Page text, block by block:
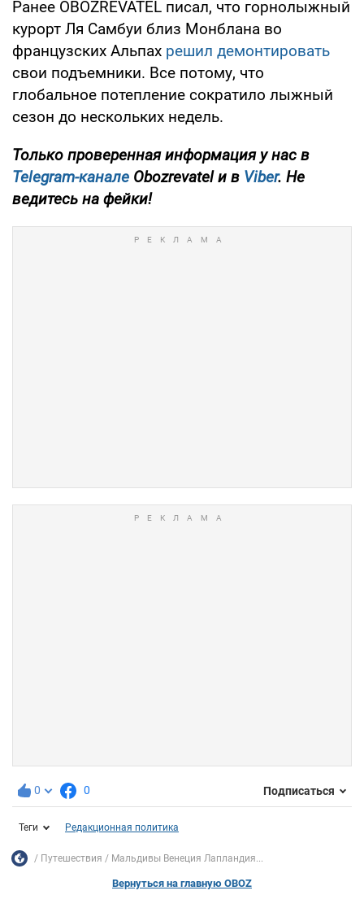
Ранее OBOZREVATEL писал, что горнолыжный
курорт Ля Самбуи близ Монблана во
французских Альпах решил демонтировать
свои подъемники. Все потому, что
глобальное потепление сократило лыжный
сезон до нескольких недель.
Только проверенная информация у нас в
Telegram-канале Obozrevatel и в Viber. Не
ведитесь на фейки!
0 0 Подписаться
Теги Редакционная политика
Путешествия Мальдивы Венеция Лапландия...
Вернуться на главную OBOZ